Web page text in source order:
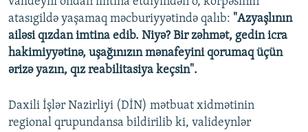
atasıgildə yaşamaq məcburiyyətində qalıb: "Azyaşlının
ailəsi qızdan imtina edib. Niyə? Bir zəhmət, gedin icra
hakimiyyətinə, uşağınızın mənafeyini qorumaq üçün
ərizə yazın, qız reabilitasiya keçsin".
Daxili İşlər Nazirliyi (DİN) mətbuat xidmətinin
regional qrupundansa bildirilib ki, valideynlər